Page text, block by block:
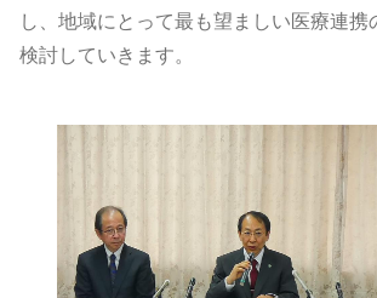
し、地域にとって最も望ましい医療連携
検討していきます。